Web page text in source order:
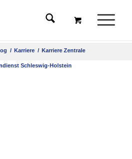
/ Karriere / Karriere Zentrale
Schleswig-Holstein